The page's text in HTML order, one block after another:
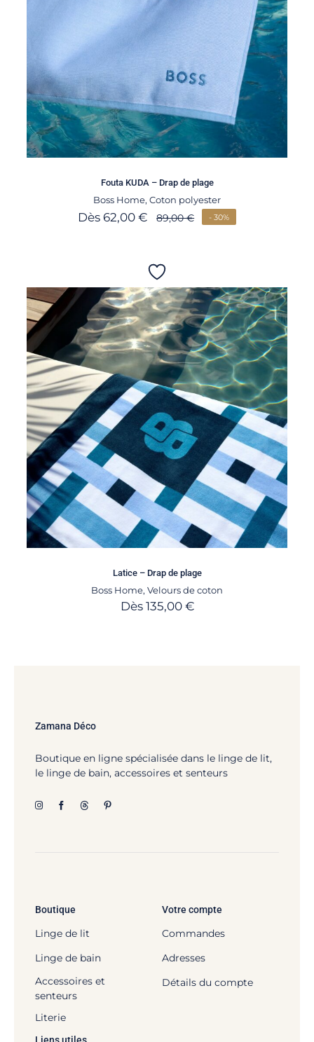
Fouta KUDA – Drap de plage
Boss Home, Coton polyester
Dès 62,00€ 89,00€ - 30%
Latice – Drap de plage
Boss Home, Velours de coton
Dès 135,00 €
Zamana Déco
Boutique en ligne spécialisée dans le linge de lit,
le linge de bain, accessoires et senteurs
Boutique
Linge de lit
Linge de bain
Accessoires et
senteurs
Literie
Votre compte
Commandes
Adresses
Détails du compte